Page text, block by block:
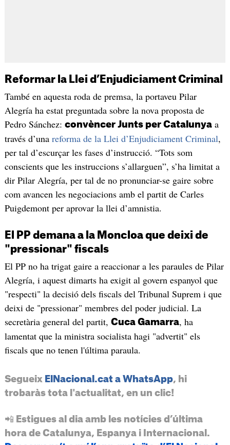
Reformar la Llei d’Enjudiciament Criminal
També en aquesta roda de premsa, la portaveu Pilar
Alegría ha estat preguntada sobre la nova proposta de
Pedro Sánchez: convèncer Junts per Catalunyaa
través d’una reforma de la Llei d’Enjudiciament Criminal,
per tal d’escurçar les fases d’instrucció. “Tots som
conscients que les instruccions s’allarguen”, s’ha limitat a
dir Pilar Alegría, per tal de no pronunciar-se gaire sobre
com avancen les negociacions amb el partit de Carles
Puigdemont per aprovar la llei d’amnistia.
El PP demana a la Moncloa que deixi de
"pressionar" fiscals
El PP no ha trigat gaire a reaccionar a les paraules de Pilar
Alegría, i aquest dimarts ha exigit al govern espanyol que
"respecti" la decisió dels fiscals del Tribunal Suprem i que
deixi de "pressionar" membres del poder judicial. La
secretària general del partit, Cuca Gamarra, ha
lamentat que la ministra socialista hagi "advertit" els
fiscals que no tenen l'última paraula.
Segueix ElNacional.cat a WhatsApp, hi
trobaràs tota l'actualitat, en un clic!
📲 Estigues al dia amb les notícies d’última
hora de Catalunya, Espanya i Internacional.